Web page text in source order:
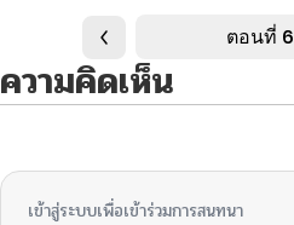
ตอนที่ 6
ความคิดเห็น
เข้าสู่ระบบเพื่อเข้าร่วมการสนทนา